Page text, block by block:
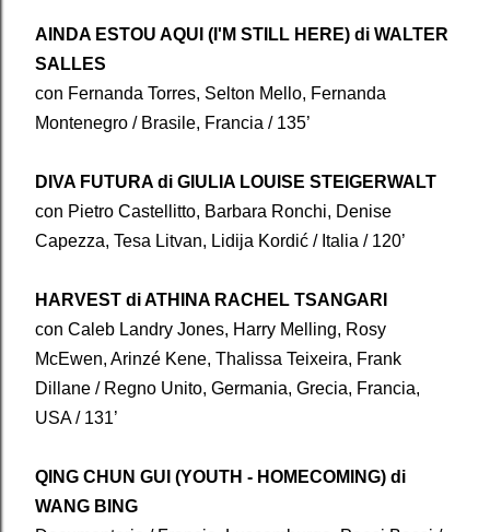
AINDA ESTOU AQUI (I'M STILL HERE) di WALTER
SALLES
con Fernanda Torres, Selton Mello, Fernanda
Montenegro / Brasile, Francia / 135’
DIVA FUTURA di GIULIA LOUISE STEIGERWALT
con Pietro Castellitto, Barbara Ronchi, Denise
Capezza, Tesa Litvan, Lidija Kordić / Italia / 120’
HARVEST di ATHINA RACHEL TSANGARI
con Caleb Landry Jones, Harry Melling, Rosy
McEwen, Arinzé Kene, Thalissa Teixeira, Frank
Dillane / Regno Unito, Germania, Grecia, Francia,
USA / 131’
QING CHUN GUI (YOUTH - HOMECOMING) di
WANG BING